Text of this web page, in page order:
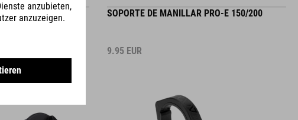
SOPORTE DE MANILLAR PRO-E 150/200
9.95 EUR